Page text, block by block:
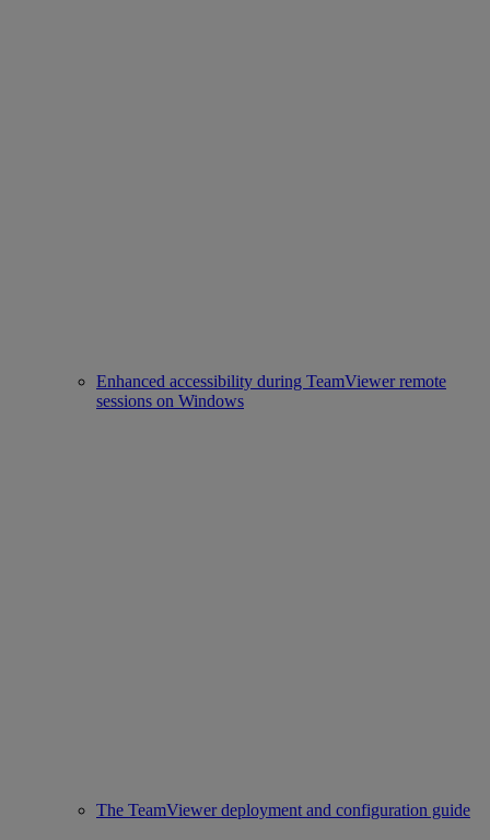
Enhanced accessibility during TeamViewer remote
sessions on Windows
The TeamViewer deployment and configuration guide